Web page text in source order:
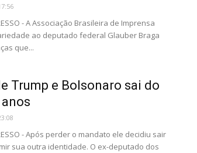
- A Associação Brasileira de Imprensa
ao deputado federal Glauber Braga
que...
Trump e Bolsonaro sai do
- Após perder o mandato ele decidiu sair
sua outra identidade. O ex-deputado dos